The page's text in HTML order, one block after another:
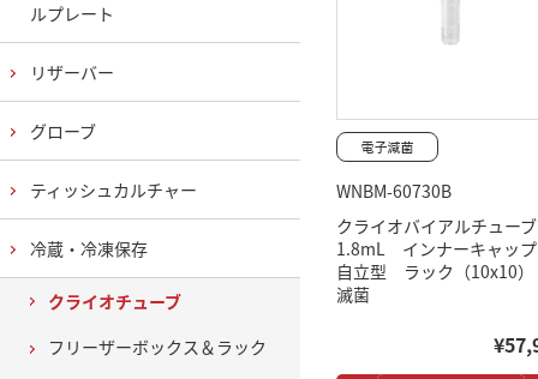
WNBM-60730B
クライオバイアルチュ
1.8mL インナーキャ
自立型 ラック（10x10
滅菌
ルプレート
リザーバー
グローブ
ティッシュカルチャー
冷蔵・冷凍保存
クライオチューブ
フリーザーボックス＆ラック